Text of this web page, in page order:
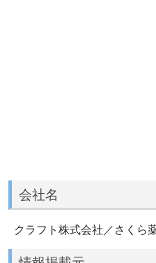
会社名
クラフト株式会社／さく